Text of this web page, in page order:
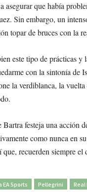
asegurar que había
Sin embargo, un
topar de bruces con la
este tipo de prácticas
con la sintonía de
la verdiblanca, la
festeja una acción
como nunca en
recuerden siempre
EA Sports Pellegrini Real